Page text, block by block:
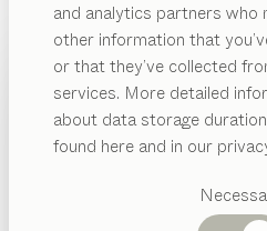
and analytics partners who
other information that
or that they’ve collected
services. More detailed
about data storage
found here and in our
Vorgeschlagene
Kategorien
PRODUKTE
INSPIRATION
ÜBER UNS
Personenbezogene Daten
„Daten“ genannt) werden
Erforderlichkeit sowie zum
eines funktionsfähigen
angebotenen